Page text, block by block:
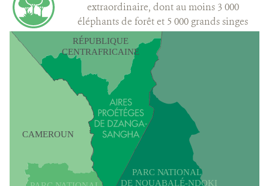
extraordinaire, dont au moins 3 000
éléphants de forêt et 5 000 grands singes